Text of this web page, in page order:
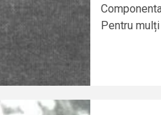
Pentru